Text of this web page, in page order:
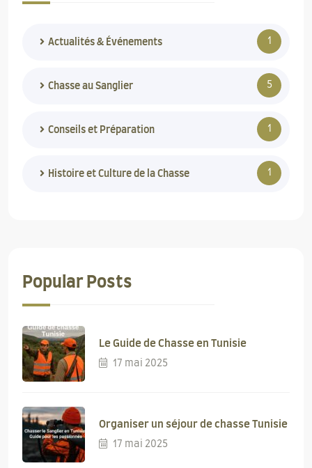
Actualités & Événements 1
Chasse au Sanglier 5
Conseils et Préparation 1
Histoire et Culture de la Chasse 1
Popular Posts
Le Guide de Chasse en Tunisie
17 mai 2025
Organiser un séjour de chasse Tunisie
17 mai 2025